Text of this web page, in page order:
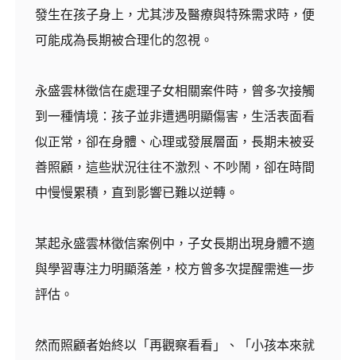
發生在孩子身上，尤其涉及醫療與特殊需求時，便
可能成為長期被合理化的忽視。
永盛雲林徵信在處理子女相關案件時，曾多次接觸
到一種情境：孩子並非遭遇明顯傷害，生活表面看
似正常，卻在身體、心理或發展層面，長期未被妥
善照顧，這些狀況往往不激烈、不吵鬧，卻在時間
中慢慢累積，直到影響已難以逆轉。
某起永盛雲林徵信案例中，子女長期出現身體不適
與學習專注力明顯落差，校方曾多次提醒需進一步
評估。
然而照顧者始終以「再觀察看看」、「小孩本來就